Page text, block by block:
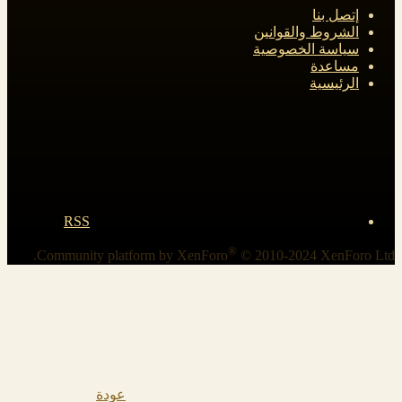
إتصل بنا
الشروط والقوانين
سياسة الخصوصية
مساعدة
الرئيسية
RSS
Community platform by XenForo® © 2010-2024 XenForo Ltd.
عودة